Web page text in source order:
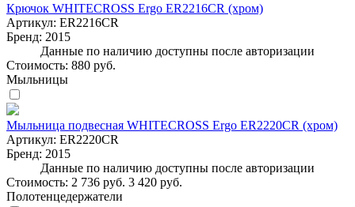
Крючок WHITECROSS Ergo ER2216CR (хром)
Артикул: ER2216CR
Бренд: 2015
Данные по наличию доступны после авторизации
Стоимость: 880 руб.
Мыльницы
Мыльница подвесная WHITECROSS Ergo ER2220CR (хром)
Артикул: ER2220CR
Бренд: 2015
Данные по наличию доступны после авторизации
Стоимость: 2 736 руб. 3 420 руб.
Полотенцедержатели